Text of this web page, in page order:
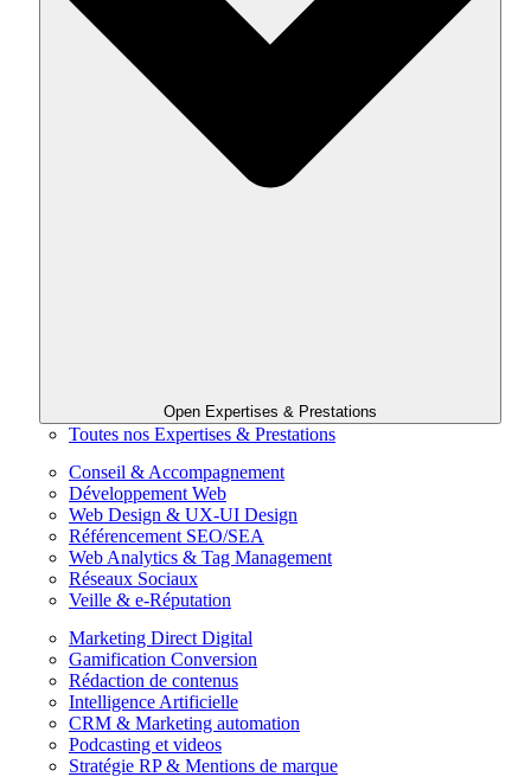
Open Expertises & Prestations
Toutes nos Expertises & Prestations
Conseil & Accompagnement
Développement Web
Web Design & UX-UI Design
Référencement SEO/SEA
Web Analytics & Tag Management
Réseaux Sociaux
Veille & e-Réputation
Marketing Direct Digital
Gamification Conversion
Rédaction de contenus
Intelligence Artificielle
CRM & Marketing automation
Podcasting et videos
Stratégie RP & Mentions de marque